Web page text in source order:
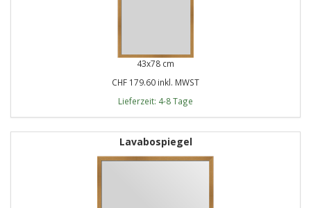
43x78 cm
CHF 179.60 inkl. MWST
Lieferzeit: 4-8 Tage
Lavabospiegel